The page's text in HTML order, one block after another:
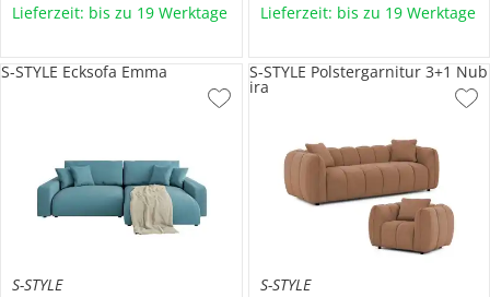
Lieferzeit: bis zu 19 Werktage Lieferzeit: bis zu 19 Werktage
S-STYLE
S-STYLE Ecksofa Emma
S-STYLE
S-STYLE Polstergarnitur 3+1 Nub
ira